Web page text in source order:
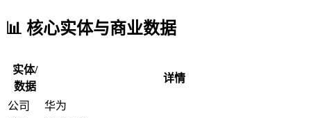
📊 核心实体与商业数据
实体/
数据
详情
公司
华为